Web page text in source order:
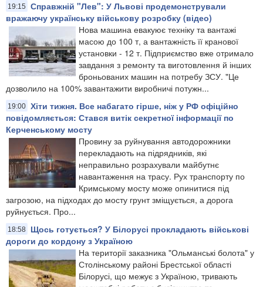
19:15
Справжній "Лев": У Львові продемонстрували
вражаючу українську військову розробку (відео)
Нова машина евакуює техніку та вантажі
масою до 100 т, а вантажність її кранової
установки - 12 т. Підприємство вже отримало
завдання з ремонту та виготовлення й інших
броньованих машин на потребу ЗСУ. "Це
дозволило на 100% завантажити виробничі потужн...
19:00 Хіти тижня. Все набагато гірше, ніж у РФ офіційно
повідомляється: Стався витік секретної інформації по
Керченському мосту
Провину за руйнування автодорожники
перекладають на підрядників, які
неправильно розрахували майбутнє
навантаження на трасу. Рух транспорту по
Кримському мосту може опинитися під
загрозою, на підходах до мосту грунт зміщується, а дорога
руйнується. Про...
18:58
Щось готується? У Білорусі прокладають військові
дороги до кордону з Україною
На території заказника "Ольманські болота" у
Столінському районі Брестської області
Білорусі, що межує з Україною, тривають